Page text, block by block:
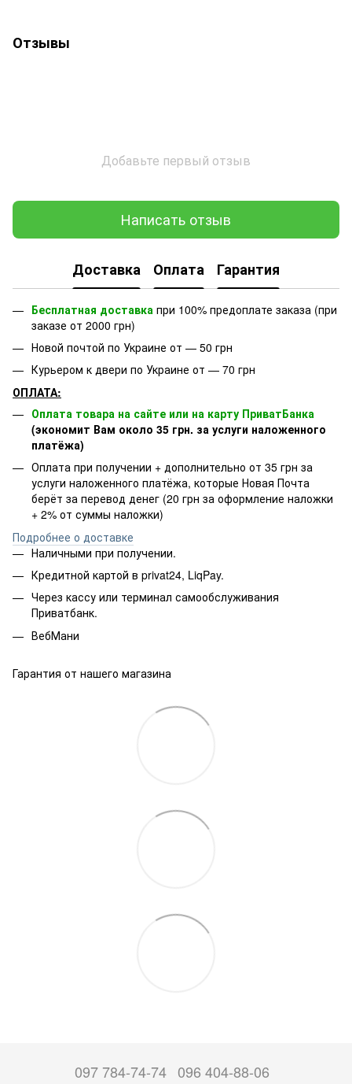
Отзывы
Добавьте первый отзыв
Написать отзыв
Доставка Оплата Гарантия
Бесплатная доставка при 100% предоплате заказа (при
заказе от 2000 грн)
Новой почтой по Украине от — 50 грн
Курьером к двери по Украине от — 70 грн
ОПЛАТА:
Оплата товара на сайте или на карту ПриватБанка
(экономит Вам около 35 грн. за услуги наложенного
платёжа)
Оплата при получении + дополнительно от 35 грн за
услуги наложенного платёжа, которые Новая Почта
берёт за перевод денег (20 грн за оформление наложки
+ 2% от суммы наложки)
Подробнее о доставке
Наличными при получении.
Кредитной картой в privat24, LiqPay.
Через кассу или терминал самообслуживания
Приватбанк.
ВебМани
Гарантия от нашего магазина
097 784-74-74 096 404-88-06